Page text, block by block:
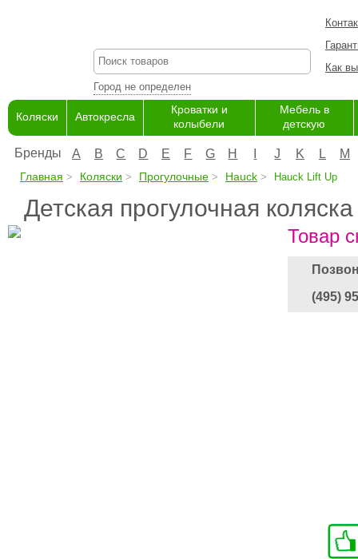
Город не определен
Как
Коляски Автокресла
Кроватки и
колыбели
Мебель в
детскую
Бренды A B C D E F G H J K L M
Главная Коляски Прогулочные Hauck Hauck Lift Up
Детская прогулочная
Товар
(495)